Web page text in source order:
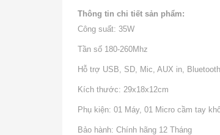
Thông tin chi tiết sản phẩm:
Công suất: 35W
Tần số 180-260Mhz
Hỗ trợ USB, SD, Mic, AUX in,
Kích thước: 29x18x12cm
Phụ kiện: 01 Máy, 01 Micro cầm tay
Bảo hành: Chính hãng 12 Tháng